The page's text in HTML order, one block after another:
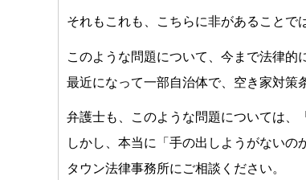
それもこれも、こちらに非があることで
このような問題について、今まで法律的
最近になって一部自治体で、空き家対策
弁護士も、このような問題については、
しかし、本当に「手の出しようがない
タウン法律事務所にご相談ください。